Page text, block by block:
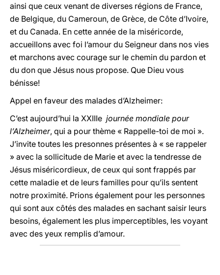
ainsi que ceux venant de diverses régions de France,
de Belgique, du Cameroun, de Grèce, de Côte d’Ivoire,
et du Canada. En cette année de la miséricorde,
accueillons avec foi l’amour du Seigneur dans nos vies
et marchons avec courage sur le chemin du pardon et
du don que Jésus nous propose. Que Dieu vous
bénisse!
Appel en faveur des malades d’Alzheimer:
C’est aujourd’hui la XXIIIe journée mondiale pour
l’Alzheimer, qui a pour thème « Rappelle-toi de moi ».
J’invite toutes les presonnes présentes à « se rappeler
» avec la sollicitude de Marie et avec la tendresse de
Jésus miséricordieux, de ceux qui sont frappés par
cette maladie et de leurs familles pour qu’ils sentent
notre proximité. Prions également pour les personnes
qui sont aux côtés des malades en sachant saisir leurs
besoins, également les plus imperceptibles, les voyant
avec des yeux remplis d’amour.